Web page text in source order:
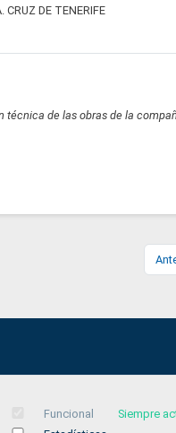
CRUZ DE TENERIFE
técnica de las obras de la
Funcional
Siempre